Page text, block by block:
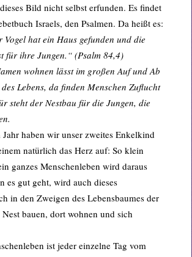
Bild nicht selbst erfunden. Es findet
Israels, den Psalmen. Da heißt es:
Vogel hat ein Haus gefunden und die
für ihre Jungen.“ (Psalm 84,4)
wohnen lässt im großen Auf und Ab
Lebens, da finden Menschen Zuflucht
steht der Nestbau für die Jungen, die
Jahr haben wir unser zweites Enkelkind
natürlich das Herz auf: So klein
ganzes Menschenleben wird daraus
es gut geht, wird auch dieses
in den Zweigen des Lebensbaumes der
bauen, dort wohnen und sich
ist jeder einzelne Tag vom